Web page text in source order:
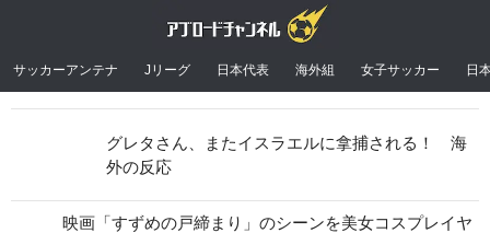
サッカーアンテナ Jリーグ 日本代表 海外組 女子サッカー 日
グレタさん、またイスラエルに拿捕される！ 海
外の反応
映画「すずめの戸締まり」のシーンを美女コスプレイヤ